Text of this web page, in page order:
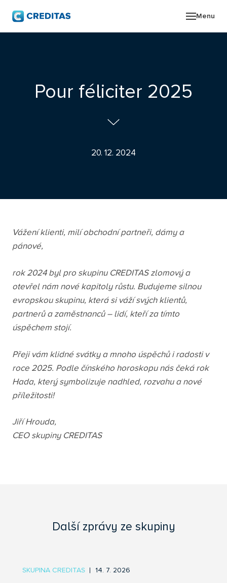
Menu
Pour féliciter 2025
20. 12. 2024
Vážení klienti, milí obchodní partneři, dámy a
pánové,
rok 2024 byl pro skupinu CREDITAS zlomový a
otevřel nám nové kapitoly růstu. Budujeme silnou
evropskou skupinu, která si váží svých klientů,
partnerů a zaměstnanců – lidí, kteří za tímto
úspěchem stojí.
Přeji vám klidné svátky a mnoho úspěchů i radosti v
roce 2025. Podle čínského horoskopu nás čeká rok
Hada, který symbolizuje nadhled, rozvahu a nové
příležitosti!
Jiří Hrouda,
CEO skupiny CREDITAS
Další zprávy ze skupiny
14. 7. 2026
SKUPINA CREDITAS